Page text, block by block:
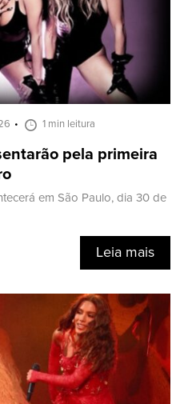
1 min leitura
pela primeira
em São Paulo, dia 30 de
Leia mais